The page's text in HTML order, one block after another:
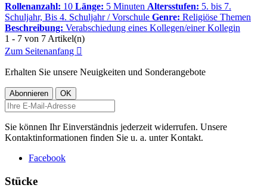
Rollenanzahl: 10 Länge: 5 Minuten Altersstufen: 5. bis 7.
Schuljahr, Bis 4. Schuljahr / Vorschule Genre: Religiöse Themen
Beschreibung: Verabschiedung eines Kollegen/einer Kollegin
1 - 7 von 7 Artikel(n)
Zum Seitenanfang 
Erhalten Sie unsere Neuigkeiten und Sonderangebote
Sie können Ihr Einverständnis jederzeit widerrufen. Unsere
Kontaktinformationen finden Sie u. a. unter Kontakt.
Facebook
Stücke